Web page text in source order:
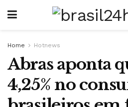
Home Hotnews
Abras aponta
4,25% no